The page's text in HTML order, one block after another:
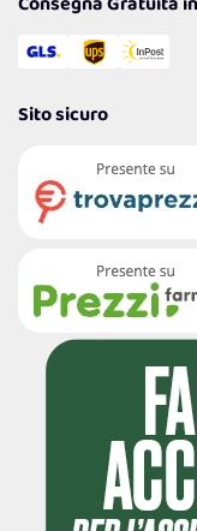
Sito sicuro